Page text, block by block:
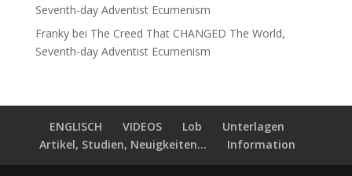
Seventh-day Adventist Ecumenism
Frankybei The Creed That CHANGED The World,
Seventh-day Adventist Ecumenism
ENGLISCH VIDEOS Lob
Unterlagen
Artikel, Studien, Neuigkeiten...
Information